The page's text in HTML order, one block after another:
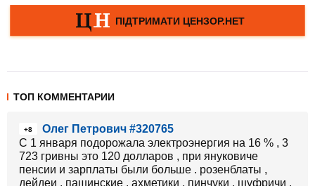
ТОП КОММЕНТАРИИ
+8
Олег Петрович #320765
С 1 января подорожала электроэнергия на 16 % , 3
723 гривны это 120 долларов , при януковиче
пенсии и зарплаты были больше . розенблаты ,
дейдеи , пашинские , ахметики , пинчуки , шуфричи ,